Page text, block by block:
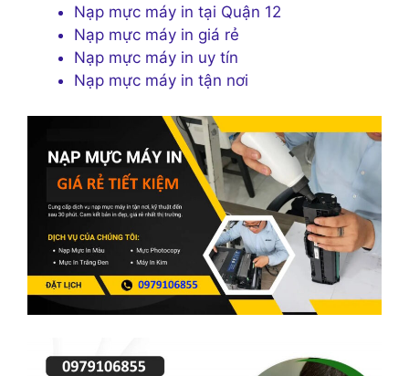
Nạp mực máy in tại Quận 12
Nạp mực máy in giá rẻ
Nạp mực máy in uy tín
Nạp mực máy in tận nơi